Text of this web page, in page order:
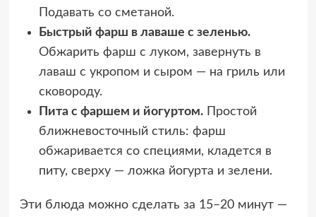
Подавать со сметаной.
Быстрый фарш в лаваше с зеленью.
Обжарить фарш с луком, завернуть в
лаваш с укропом и сыром — на гриль или
сковороду.
Пита с фаршем и йогуртом.Простой
ближневосточный стиль: фарш
обжаривается со специями, кладется в
питу, сверху — ложка йогурта и зелени.
Эти блюда можно сделать за 15–20 минут —